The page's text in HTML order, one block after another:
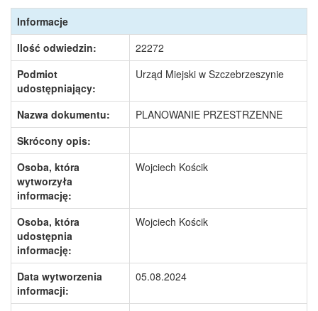
Informacje
Ilość odwiedzin:
22272
Podmiot
udostępniający:
Urząd Miejski w Szczebrzeszynie
Nazwa dokumentu:
PLANOWANIE PRZESTRZENNE
Skrócony opis:
Osoba, która
wytworzyła
informację:
Wojciech Kościk
Osoba, która
udostępnia
informację:
Wojciech Kościk
Data wytworzenia
informacji:
05.08.2024